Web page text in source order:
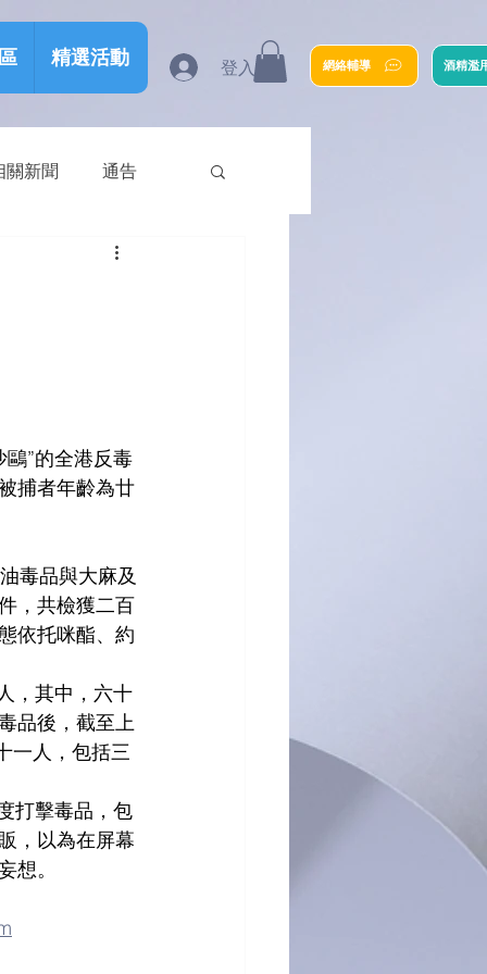
精選活動 登入 網絡輔導 酒精濫
關新聞 通告
”的全港反毒
捕者年齡為廿
毒品與大麻及
，共檢獲二百
依托咪酯、約
，其中，六十
品後，截至上
一人，包括三
打擊毒品，包
，以為在屏幕
想。